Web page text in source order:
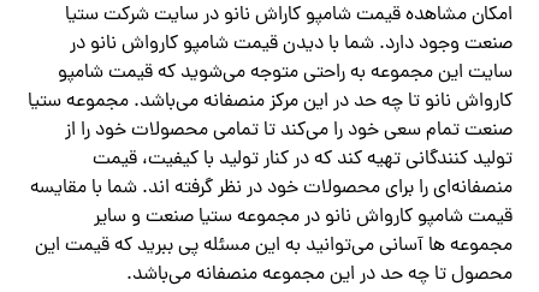
امکان مشاهده قیمت شامپو کاراش نانو در سایت شرکت ستیا
صنعت وجود دارد. شما با دیدن قیمت شامپو کارواش نانو در
سایت این مجموعه به راحتی متوجه می‌شوید که قیمت شامپو
کارواش نانو تا چه حد در این مرکز منصفانه می‌باشد. مجموعه ستیا
صنعت تمام سعی خود را می‌کند تا تمامی محصولات خود را از
تولید کنندگانی تهیه کند که در کنار تولید با کیفیت، قیمت
منصفانه‌ای را برای محصولات خود در نظر گرفته اند. شما با مقایسه
قیمت شامپو کارواش نانو در مجموعه ستیا صنعت و سایر
مجموعه ها آسانی می‌توانید به این مسئله پی ببرید که قیمت این
محصول تا چه حد در این مجموعه منصفانه می‌باشد.